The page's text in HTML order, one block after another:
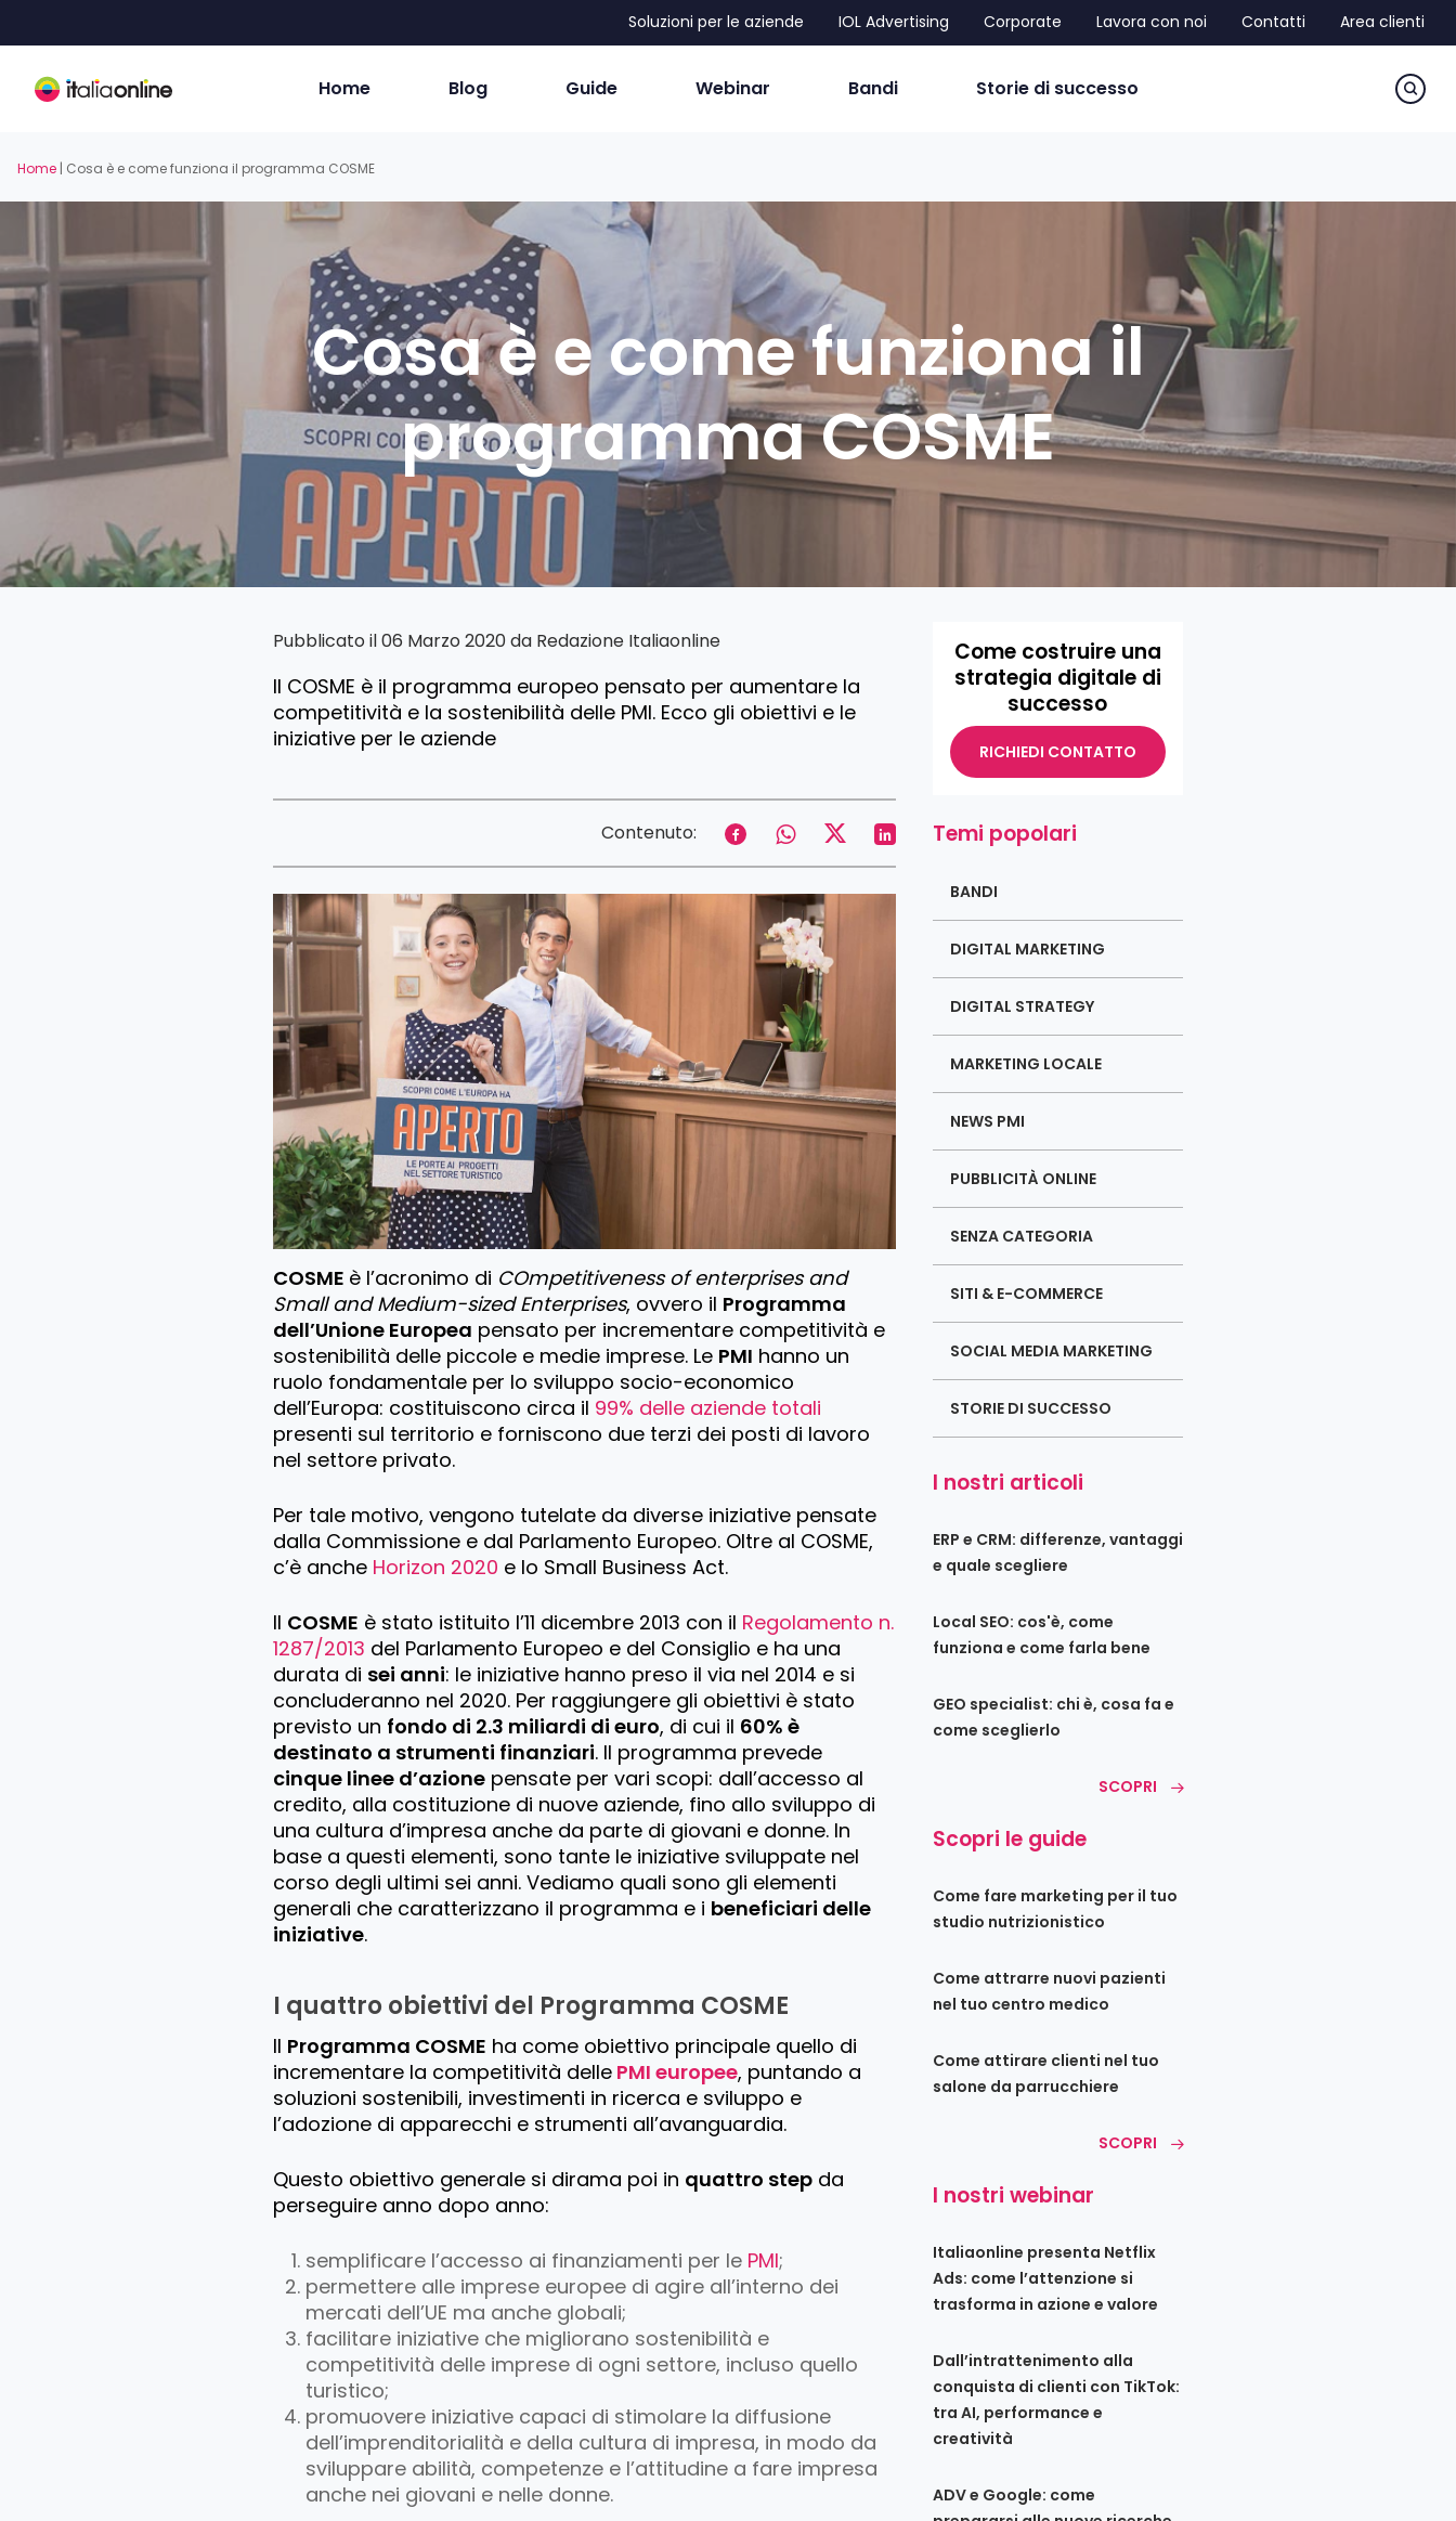
content
Soluzioni per le aziende IOL Advertising Corporate Lavora con noi Contatti Area clienti
Home Blog Guide Webinar Bandi Storie di successo
Home | Cosa è e come funziona il programma COSME
Cosa è e come funziona il
programma COSME
Pubblicato il 06 Marzo 2020 da Redazione Italiaonline
Il COSME è il programma europeo pensato per aumentare la
competitività e la sostenibilità delle PMI. Ecco gli obiettivi e le
iniziative per le aziende
Contenuto:
COSME è l’acronimo di COmpetitiveness of enterprises and
Small and Medium-sized Enterprises, ovvero il Programma
dell’Unione Europea pensato per incrementare competitività e
sostenibilità delle piccole e medie imprese. Le PMI hanno un
ruolo fondamentale per lo sviluppo socio-economico
dell’Europa: costituiscono circa il 99% delle aziende totali
presenti sul territorio e forniscono due terzi dei posti di lavoro
nel settore privato.
Per tale motivo, vengono tutelate da diverse iniziative pensate
dalla Commissione e dal Parlamento Europeo. Oltre al COSME,
c’è anche Horizon 2020 e lo Small Business Act.
Il COSME è stato istituito l’11 dicembre 2013 con il Regolamento n.
1287/2013 del Parlamento Europeo e del Consiglio e ha una
durata di sei anni: le iniziative hanno preso il via nel 2014 e si
concluderanno nel 2020. Per raggiungere gli obiettivi è stato
previsto un fondo di 2.3 miliardi di euro, di cui il 60% è
destinato a strumenti finanziari. Il programma prevede
cinque linee d’azione pensate per vari scopi: dall’accesso al
credito, alla costituzione di nuove aziende, fino allo sviluppo di
una cultura d’impresa anche da parte di giovani e donne. In
base a questi elementi, sono tante le iniziative sviluppate nel
corso degli ultimi sei anni. Vediamo quali sono gli elementi
generali che caratterizzano il programma e i beneficiari delle
iniziative.
I quattro obiettivi del Programma COSME
Il Programma COSME ha come obiettivo principale quello di
incrementare la competitività delle PMI europee, puntando a
soluzioni sostenibili, investimenti in ricerca e sviluppo e
l’adozione di apparecchi e strumenti all’avanguardia.
Questo obiettivo generale si dirama poi in quattro step da
perseguire anno dopo anno:
semplificare l’accesso ai finanziamenti per le PMI;
permettere alle imprese europee di agire all’interno dei
mercati dell’UE ma anche globali;
facilitare iniziative che migliorano sostenibilità e
competitività delle imprese di ogni settore, incluso quello
turistico;
promuovere iniziative capaci di stimolare la diffusione
dell’imprenditorialità e della cultura di impresa, in modo da
sviluppare abilità, competenze e l’attitudine a fare impresa
anche nei giovani e nelle donne.
Come costruire una
strategia digitale di
successo
RICHIEDI CONTATTO
Temi popolari
BANDI
DIGITAL MARKETING
DIGITAL STRATEGY
MARKETING LOCALE
NEWS PMI
PUBBLICITÀ ONLINE
SENZA CATEGORIA
SITI & E-COMMERCE
SOCIAL MEDIA MARKETING
STORIE DI SUCCESSO
I nostri articoli
ERP e CRM: differenze, vantaggi
e quale scegliere
Local SEO: cos'è, come
funziona e come farla bene
GEO specialist: chi è, cosa fa e
come sceglierlo
SCOPRI
Scopri le guide
Come fare marketing per il tuo
studio nutrizionistico
Come attrarre nuovi pazienti
nel tuo centro medico
Come attirare clienti nel tuo
salone da parrucchiere
SCOPRI
I nostri webinar
Italiaonline presenta Netflix
Ads: come l’attenzione si
trasforma in azione e valore
Dall’intrattenimento alla
conquista di clienti con TikTok:
tra AI, performance e
creatività
ADV e Google: come